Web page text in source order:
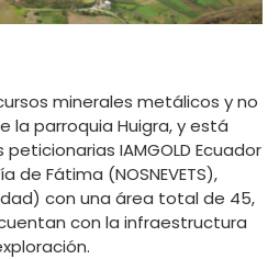
minerales metálicos y no
la parroquia Huigra, y está
IAMGOLD Ecuador
de Fátima (NOSNEVETS),
con una área total de 45,
con la infraestructura